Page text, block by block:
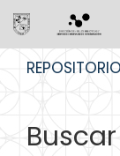
Buscar